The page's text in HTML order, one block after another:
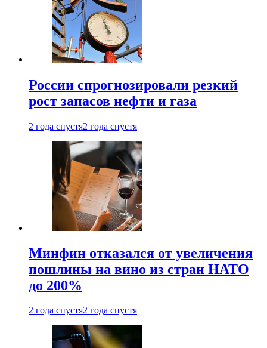
России спрогнозировали резкий
рост запасов нефти и газа
2 года спустя2 года спустя
Минфин отказался от увеличения
пошлины на вино из стран НАТО
до 200%
2 года спустя2 года спустя